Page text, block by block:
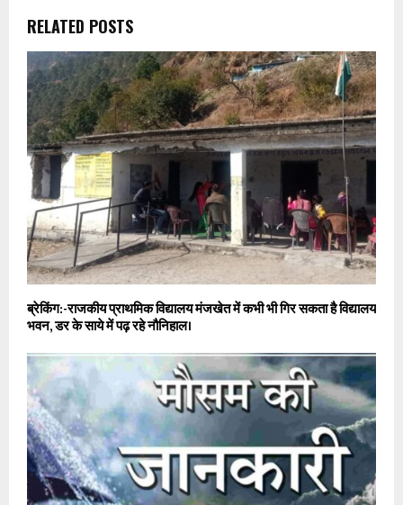
RELATED POSTS
ब्रेकिंग:-राजकीय प्राथमिक विद्यालय मंजखेत में कभी भी गिर सकता है विद्यालय
भवन, डर के साये में पढ़ रहे नौनिहाल।